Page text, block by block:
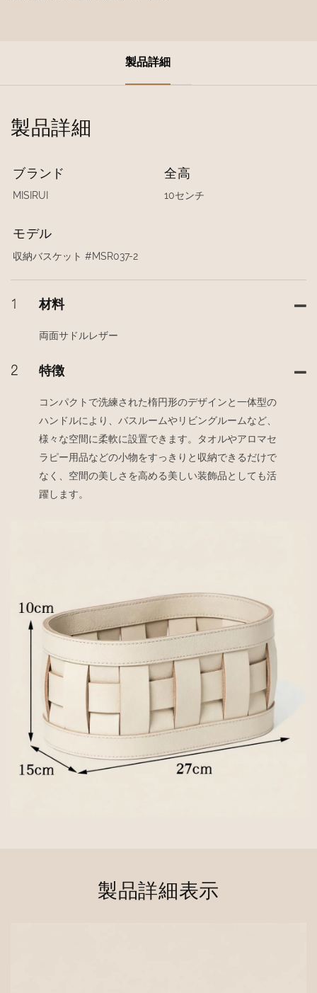
製品詳細
製品詳細
ブランド
MISIRUI
全高
10センチ
モデル
収納バスケット #MSR037-2
1 材料
両面サドルレザー
2 特徴
コンパクトで洗練された楕円形のデザインと一体型の
ハンドルにより、バスルームやリビングルームなど、
様々な空間に柔軟に設置できます。タオルやアロマセ
ラピー用品などの小物をすっきりと収納できるだけで
なく、空間の美しさを高める美しい装飾品としても活
躍します。
製品詳細表示